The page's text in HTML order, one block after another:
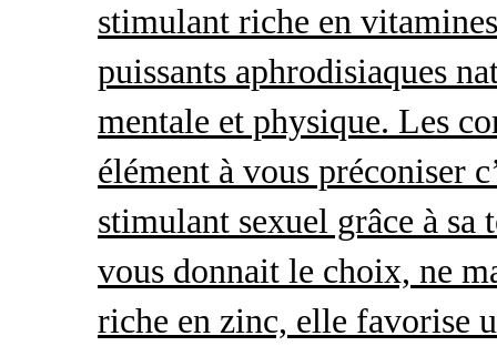
stimulant riche en
puissants aphrodisiaques
mentale et physique. Les
élément à vous préconiser
stimulant sexuel grâce à sa
vous donnait le choix, ne
riche en zinc, elle favorise